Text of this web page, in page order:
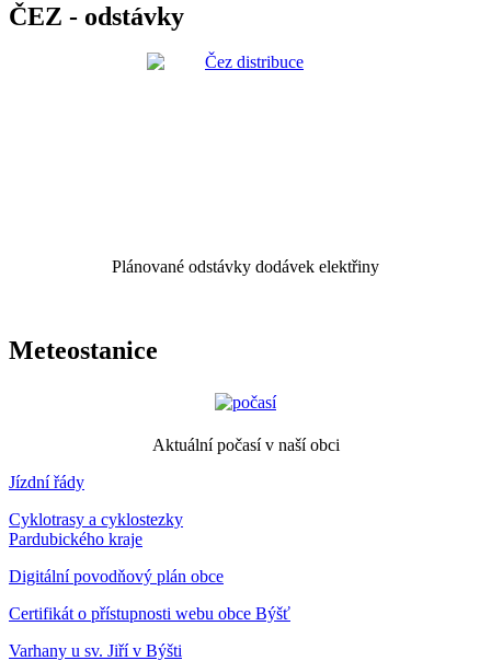
ČEZ - odstávky
Plánované odstávky dodávek elektřiny
Meteostanice
Aktuální počasí v naší obci
Jízdní řády
Cyklotrasy a cyklostezky
Pardubického kraje
Digitální povodňový plán obce
Certifikát o přístupnosti webu obce Býšť
Varhany u sv. Jiří v Býšti